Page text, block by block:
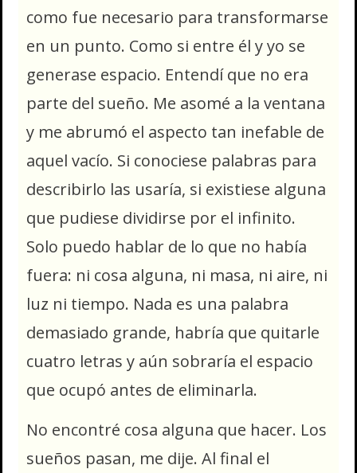
como fue necesario para transformarse
en un punto. Como si entre él y yo se
generase espacio. Entendí que no era
parte del sueño. Me asomé a la ventana
y me abrumó el aspecto tan inefable de
aquel vacío. Si conociese palabras para
describirlo las usaría, si existiese alguna
que pudiese dividirse por el infinito.
Solo puedo hablar de lo que no había
fuera: ni cosa alguna, ni masa, ni aire, ni
luz ni tiempo. Nada es una palabra
demasiado grande, habría que quitarle
cuatro letras y aún sobraría el espacio
que ocupó antes de eliminarla.
No encontré cosa alguna que hacer. Los
sueños pasan, me dije. Al final el